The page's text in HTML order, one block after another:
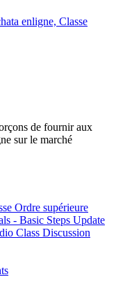
enligne, Classe
de fournir aux
sur le marché
Ordre supérieure
- Basic Steps Update
Class Discussion